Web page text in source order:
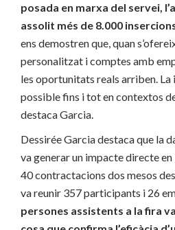
posada en marxa del servei,
assolit més de 8.000
ens demostren que, quan
personalitzat i comptes amb
les oportunitats reals arriben. La
possible fins i tot en contextos
destaca Garcia.
Dessirée Garcia destaca que la
va generar un impacte directe
40 contractacions dos mesos
va reunir 357 participants i 26
persones assistents a la fira